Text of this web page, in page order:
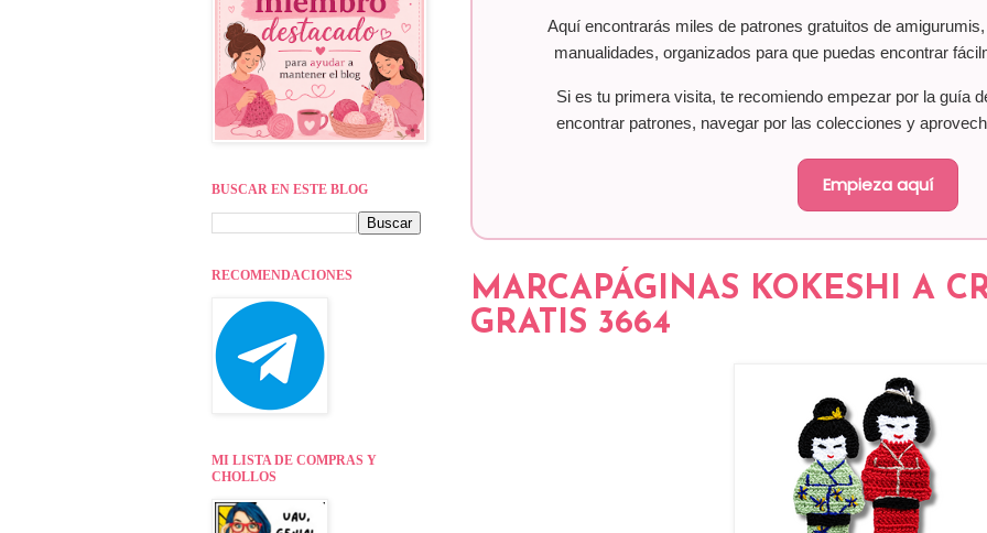
Aquí encontrarás miles de patrones gratuitos de
manualidades, organizados para que puedas encontrar
Si es tu primera visita, te recomiendo empezar por la guía
encontrar patrones, navegar por las colecciones y
Empieza aquí
MARCAPÁGINAS KOKESHI A
GRATIS 3664
BUSCAR EN ESTE BLOG
RECOMENDACIONES
MI LISTA DE COMPRAS Y
CHOLLOS